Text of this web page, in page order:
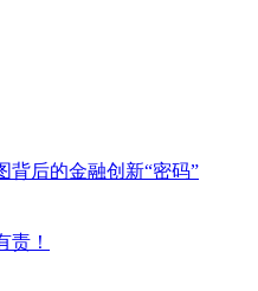
背后的金融创新“密码”
责！